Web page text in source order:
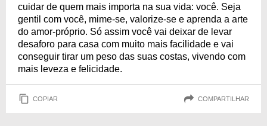
cuidar de quem mais importa na sua vida: você. Seja
gentil com você, mime-se, valorize-se e aprenda a arte
do amor-próprio. Só assim você vai deixar de levar
desaforo para casa com muito mais facilidade e vai
conseguir tirar um peso das suas costas, vivendo com
mais leveza e felicidade.
COPIAR COMPARTILHAR